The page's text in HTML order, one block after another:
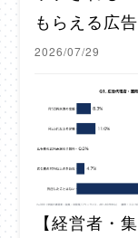
もらえる広
2026/07/29
【経営者・